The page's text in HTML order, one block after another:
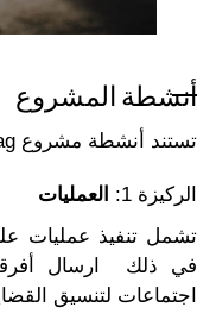
أنشطة المشروع
تستند أنشطة مشروع Mayag إلى ثلاث ركائز أساسية:
الركيزة 1:
العمليات
تشمل تنفيذ عمليات
في ذلك ارسال
اجتماعات لتنسيق